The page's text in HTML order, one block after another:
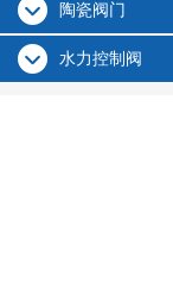
陶瓷阀门
水力控制阀